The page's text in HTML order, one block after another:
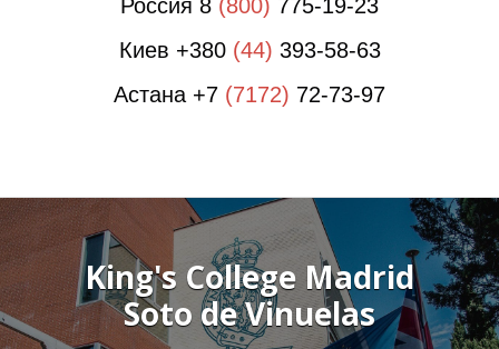
Россия 8 (800) 775-19-23
Киев +380 (44) 393-58-63
Астана +7 (7172) 72-73-97
King's College Madrid
Soto de Vinuelas